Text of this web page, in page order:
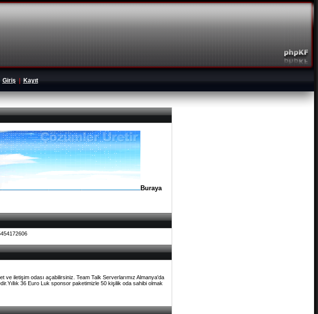
Giriş| Kayıt
Buraya
iletişim odası açabilirsiniz. Team Talk Serverlarımız Almanya'da
36 Euro Luk sponsor paketimizle 50 kişilik oda sahibi olmak